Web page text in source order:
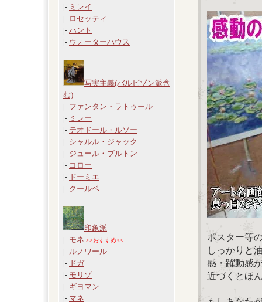
|- ミレイ
|- ロセッティ
|- ハント
|- ウォーターハウス
写実主義(バルビゾン派含
む)
|- ファンタン・ラトゥール
|- ミレー
|- テオドール・ルソー
|- シャルル・ジャック
|- ジュール・ブルトン
|- コロー
|- ドーミエ
|- クールベ
印象派
|- モネ >>おすすめ<<
|- ルノワール
|- ドガ
|- モリゾ
|- ギヨマン
|- マネ
ポスター等
しっかりと
感・躍動感
近づくとほ